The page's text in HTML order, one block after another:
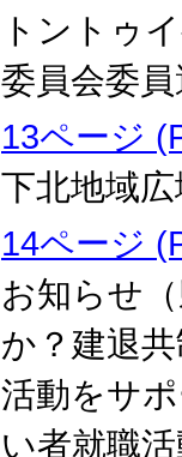
トントゥ
委員会委
13ページ
下北地域
14ページ
お知らせ
か？建退
活動をサ
い者就職